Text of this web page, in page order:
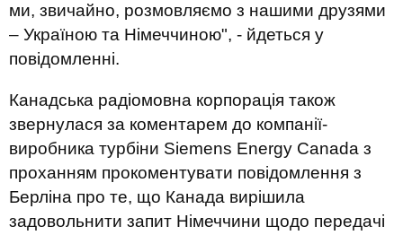
ми, звичайно, розмовляємо з нашими друзями
– Україною та Німеччиною", - йдеться у
повідомленні.
Канадська радіомовна корпорація також
звернулася за коментарем до компанії-
виробника турбіни Siemens Energy Canada з
проханням прокоментувати повідомлення з
Берліна про те, що Канада вирішила
задовольнити запит Німеччини щодо передачі